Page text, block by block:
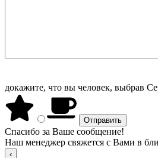
докажите, что вы человек, выбрав
Спасибо за Ваше сообщение!
Наш менеджер свяжется с Вами в